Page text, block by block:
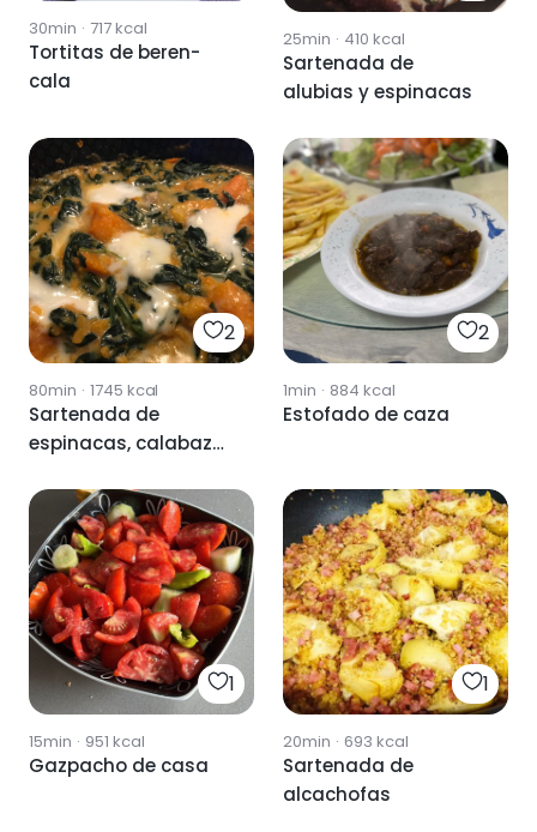
30min · 717kcal
Tortitas de beren-
cala
25min · 410 kcal
Sartenada de
alubias y espinacas
2
80min · 1745 kcal
Sartenada de
espinacas, calabaza
2
1min · 884 kcal
Estofado de caza
1
15min · 951 kcal
Gazpacho de casa
1
20min · 693 kcal
Sartenada de
alcachofas